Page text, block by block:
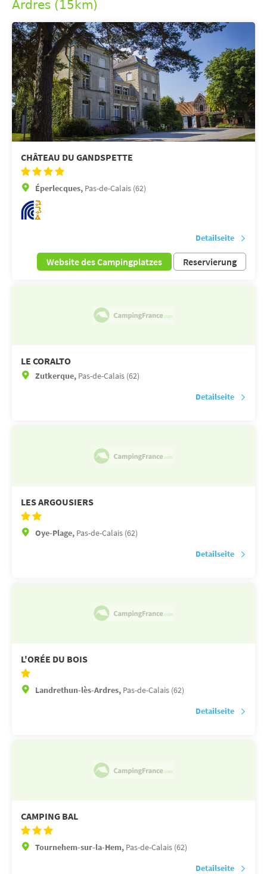
Ardres (15km)
CHÂTEAU DU GANDSPETTE
Éperlecques, Pas-de-Calais (62)
Detailseite
Website des Campingplatzes Reservierung
LE CORALTO
Zutkerque, Pas-de-Calais (62)
Detailseite
LES ARGOUSIERS
Oye-Plage, Pas-de-Calais (62)
Detailseite
L'ORÉE DU BOIS
Landrethun-lès-Ardres, Pas-de-Calais (62)
Detailseite
CAMPING BAL
Tournehem-sur-la-Hem, Pas-de-Calais (62)
Detailseite